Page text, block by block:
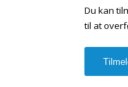
Du kan
til at